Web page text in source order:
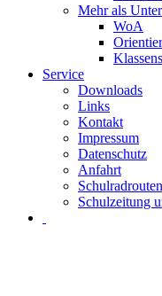
Mehr als
WoA
Service
Downloads
Links
Kontakt
Impressum
Datenschutz
Anfahrt
Schulzeitung